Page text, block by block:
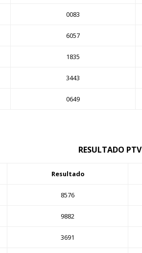
0083
6057
1835
3443
0649
RESULTADO PTV
Resultado
8576
9882
3691